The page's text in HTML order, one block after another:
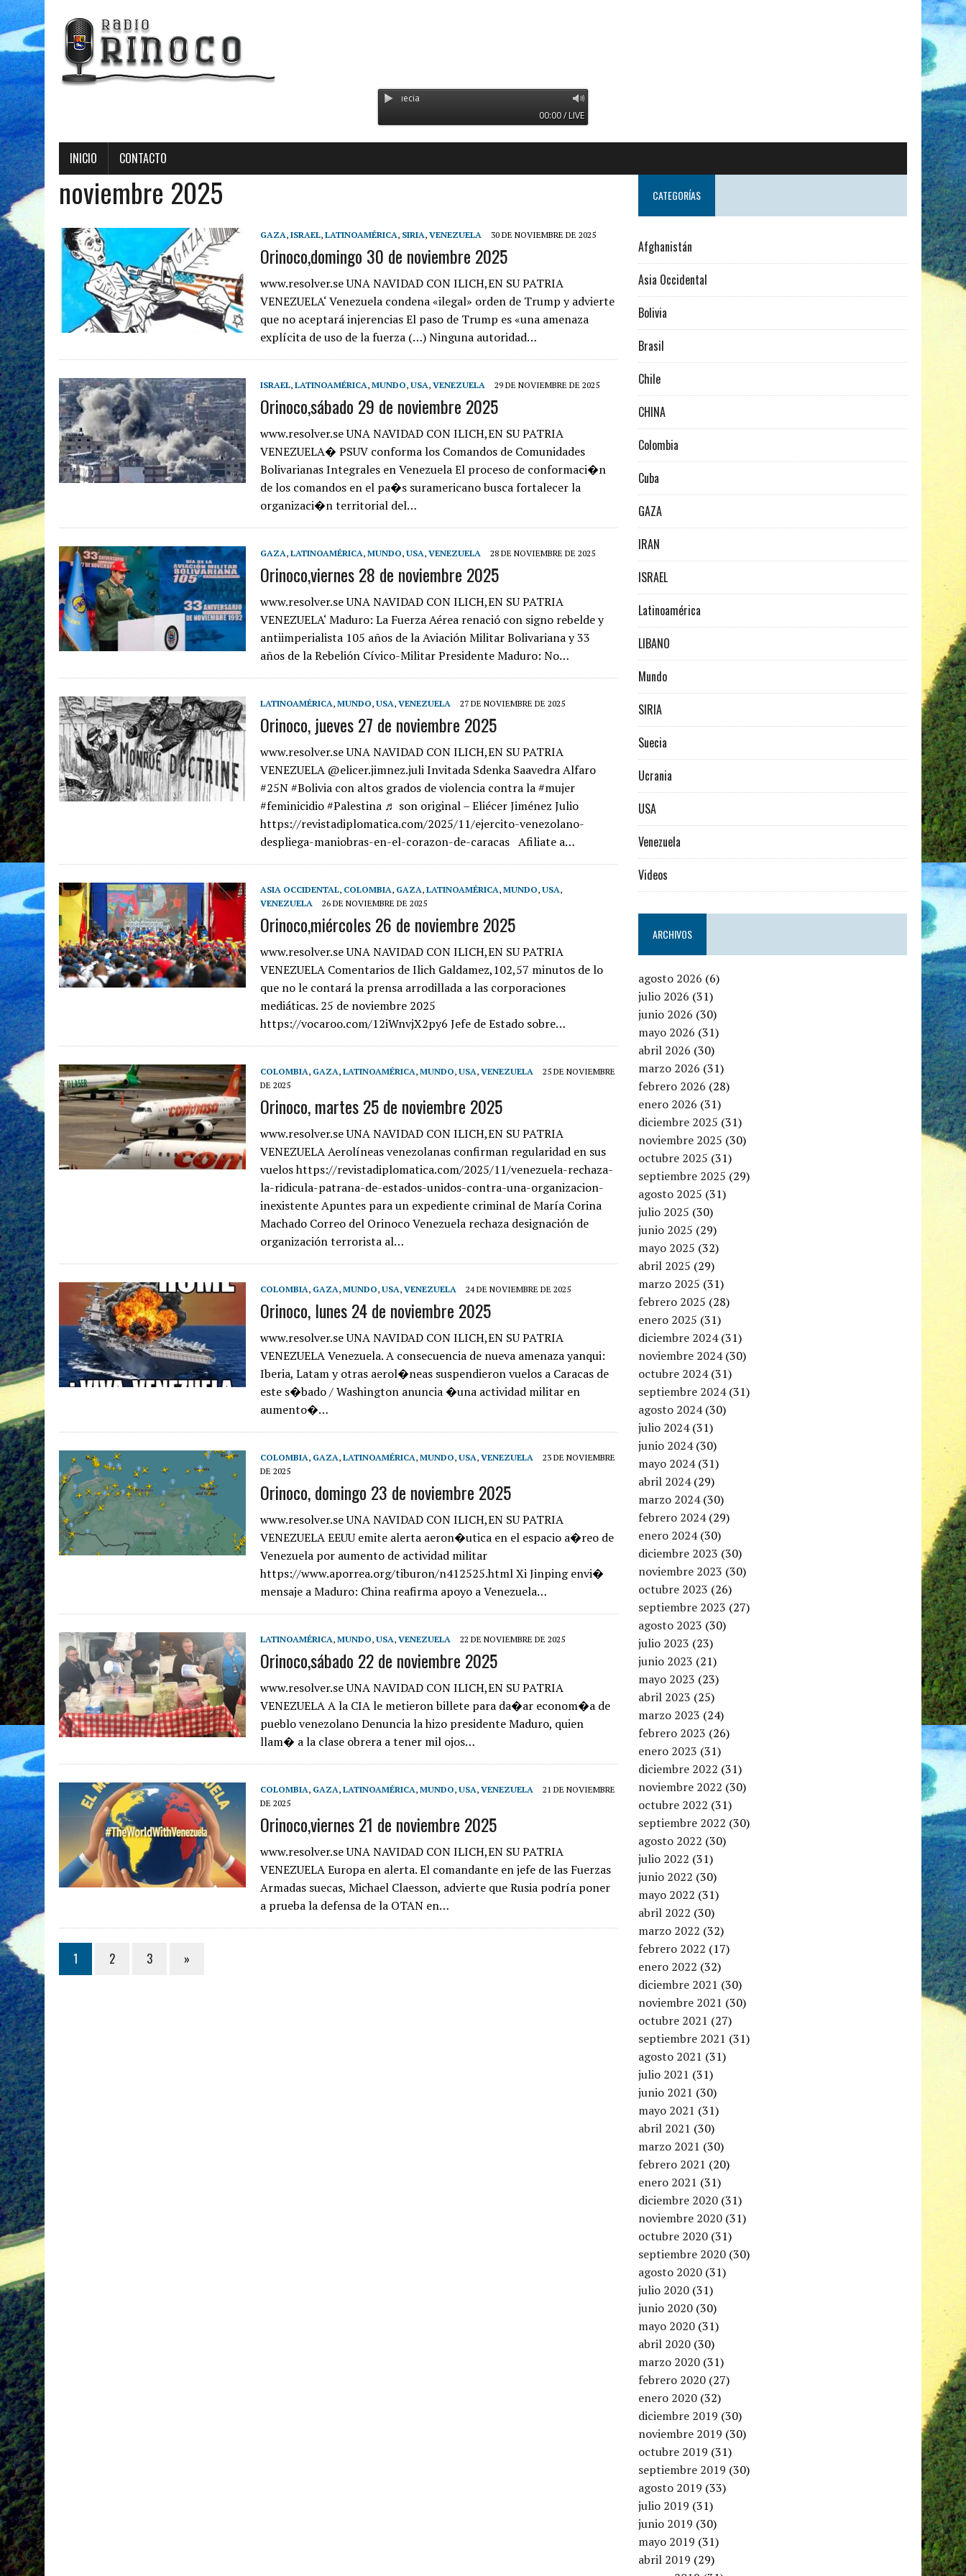
Radio Orinoco - Transmitiendo desde Suecia
00:00 / LIVE
INICIO CONTACTO
noviembre 2025
GAZA, ISRAEL, LATINOAMÉRICA, SIRIA, VENEZUELA 30 DE NOVIEMBRE DE 2025
Orinoco,domingo 30 de noviembre 2025
www.resolver.se UNA NAVIDAD CON ILICH,EN SU PATRIA
VENEZUELA‘ Venezuela condena «ilegal» orden de Trump y advierte
que no aceptará injerencias El paso de Trump es «una amenaza
explícita de uso de la fuerza (…) Ninguna autoridad…
ISRAEL, LATINOAMÉRICA, MUNDO, USA, VENEZUELA 29 DE NOVIEMBRE DE 2025
Orinoco,sábado 29 de noviembre 2025
www.resolver.se UNA NAVIDAD CON ILICH,EN SU PATRIA
VENEZUELA� PSUV conforma los Comandos de Comunidades
Bolivarianas Integrales en Venezuela El proceso de conformaci�n
de los comandos en el pa�s suramericano busca fortalecer la
organizaci�n territorial del…
GAZA, LATINOAMÉRICA, MUNDO, USA, VENEZUELA 28 DE NOVIEMBRE DE 2025
Orinoco,viernes 28 de noviembre 2025
www.resolver.se UNA NAVIDAD CON ILICH,EN SU PATRIA
VENEZUELA‘ Maduro: La Fuerza Aérea renació con signo rebelde y
antiimperialista 105 años de la Aviación Militar Bolivariana y 33
años de la Rebelión Cívico-Militar Presidente Maduro: No…
LATINOAMÉRICA, MUNDO, USA, VENEZUELA 27 DE NOVIEMBRE DE 2025
Orinoco, jueves 27 de noviembre 2025
www.resolver.se UNA NAVIDAD CON ILICH,EN SU PATRIA
VENEZUELA @elicer.jimnez.juli Invitada Sdenka Saavedra Alfaro
#25N #Bolivia con altos grados de violencia contra la #mujer
#feminicidio #Palestina ♬ son original – Eliécer Jiménez Julio
https://revistadiplomatica.com/2025/11/ejercito-venezolano-
despliega-maniobras-en-el-corazon-de-caracas Afiliate a…
ASIA OCCIDENTAL, COLOMBIA, GAZA, LATINOAMÉRICA, MUNDO, USA,
VENEZUELA
26 DE NOVIEMBRE DE 2025
Orinoco,miércoles 26 de noviembre 2025
www.resolver.se UNA NAVIDAD CON ILICH,EN SU PATRIA
VENEZUELA Comentarios de Ilich Galdamez,102,57 minutos de lo
que no le contará la prensa arrodillada a las corporaciones
mediáticas. 25 de noviembre 2025
https://vocaroo.com/12iWnvjX2py6 Jefe de Estado sobre…
COLOMBIA, GAZA, LATINOAMÉRICA, MUNDO, USA, VENEZUELA
25 DE NOVIEMBRE
DE 2025
Orinoco, martes 25 de noviembre 2025
www.resolver.se UNA NAVIDAD CON ILICH,EN SU PATRIA
VENEZUELA Aerolíneas venezolanas confirman regularidad en sus
vuelos https://revistadiplomatica.com/2025/11/venezuela-rechaza-
la-ridicula-patrana-de-estados-unidos-contra-una-organizacion-
inexistente Apuntes para un expediente criminal de María Corina
Machado Correo del Orinoco Venezuela rechaza designación de
organización terrorista al…
COLOMBIA, GAZA, MUNDO, USA, VENEZUELA 24 DE NOVIEMBRE DE 2025
Orinoco, lunes 24 de noviembre 2025
www.resolver.se UNA NAVIDAD CON ILICH,EN SU PATRIA
VENEZUELA Venezuela. A consecuencia de nueva amenaza yanqui:
Iberia, Latam y otras aerol�neas suspendieron vuelos a Caracas de
este s�bado / Washington anuncia �una actividad militar en
aumento�…
COLOMBIA, GAZA, LATINOAMÉRICA, MUNDO, USA, VENEZUELA
23 DE NOVIEMBRE
DE 2025
Orinoco, domingo 23 de noviembre 2025
www.resolver.se UNA NAVIDAD CON ILICH,EN SU PATRIA
VENEZUELA EEUU emite alerta aeron�utica en el espacio a�reo de
Venezuela por aumento de actividad militar
https://www.aporrea.org/tiburon/n412525.html Xi Jinping envi�
mensaje a Maduro: China reafirma apoyo a Venezuela…
LATINOAMÉRICA, MUNDO, USA, VENEZUELA 22 DE NOVIEMBRE DE 2025
Orinoco,sábado 22 de noviembre 2025
www.resolver.se UNA NAVIDAD CON ILICH,EN SU PATRIA
VENEZUELA A la CIA le metieron billete para da�ar econom�a de
pueblo venezolano Denuncia la hizo presidente Maduro, quien
llam� a la clase obrera a tener mil ojos…
COLOMBIA, GAZA, LATINOAMÉRICA, MUNDO, USA, VENEZUELA
21 DE NOVIEMBRE
DE 2025
Orinoco,viernes 21 de noviembre 2025
www.resolver.se UNA NAVIDAD CON ILICH,EN SU PATRIA
VENEZUELA Europa en alerta. El comandante en jefe de las Fuerzas
Armadas suecas, Michael Claesson, advierte que Rusia podría poner
a prueba la defensa de la OTAN en…
1 2 3 »
CATEGORÍAS
Afghanistán
Asia Occidental
Bolivia
Brasil
Chile
CHINA
Colombia
Cuba
GAZA
IRAN
ISRAEL
Latinoamérica
LIBANO
Mundo
SIRIA
Suecia
Ucrania
USA
Venezuela
Videos
ARCHIVOS
agosto 2026 (6)
julio 2026 (31)
junio 2026 (30)
mayo 2026 (31)
abril 2026 (30)
marzo 2026 (31)
febrero 2026 (28)
enero 2026 (31)
diciembre 2025 (31)
noviembre 2025 (30)
octubre 2025 (31)
septiembre 2025 (29)
agosto 2025 (31)
julio 2025 (30)
junio 2025 (29)
mayo 2025 (32)
abril 2025 (29)
marzo 2025 (31)
febrero 2025 (28)
enero 2025 (31)
diciembre 2024(31)
noviembre 2024(30)
octubre 2024(31)
septiembre 2024(31)
agosto 2024(30)
julio 2024(31)
junio 2024(30)
mayo 2024(31)
abril 2024(29)
marzo 2024(30)
febrero 2024(29)
enero 2024(30)
diciembre 2023 (30)
noviembre 2023 (30)
octubre 2023 (26)
septiembre 2023 (27)
agosto 2023 (30)
julio 2023 (23)
junio 2023 (21)
mayo 2023 (23)
abril 2023 (25)
marzo 2023 (24)
febrero 2023 (26)
enero 2023 (31)
diciembre 2022 (31)
noviembre 2022 (30)
octubre 2022 (31)
septiembre 2022 (30)
agosto 2022 (30)
julio 2022 (31)
junio 2022 (30)
mayo 2022 (31)
abril 2022 (30)
marzo 2022 (32)
febrero 2022 (17)
enero 2022 (32)
diciembre 2021 (30)
noviembre 2021 (30)
octubre 2021 (27)
septiembre 2021 (31)
agosto 2021 (31)
julio 2021 (31)
junio 2021 (30)
mayo 2021 (31)
abril 2021 (30)
marzo 2021 (30)
febrero 2021 (20)
enero 2021 (31)
diciembre 2020 (31)
noviembre 2020 (31)
octubre 2020 (31)
septiembre 2020 (30)
agosto 2020 (31)
julio 2020 (31)
junio 2020 (30)
mayo 2020 (31)
abril 2020 (30)
marzo 2020 (31)
febrero 2020 (27)
enero 2020 (32)
diciembre 2019 (30)
noviembre 2019 (30)
octubre 2019 (31)
septiembre 2019 (30)
agosto 2019 (33)
julio 2019 (31)
junio 2019 (30)
mayo 2019 (31)
abril 2019 (29)